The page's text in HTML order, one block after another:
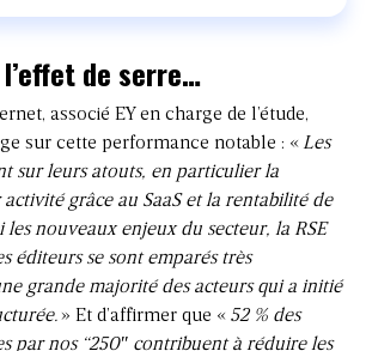
de serre…
associé EY en charge de l’étude,
sur cette performance notable : « Les
sur leurs atouts, en particulier la
grâce au SaaS et la rentabilité de
nouveaux enjeux du secteur, la RSE
éditeurs se sont emparés très
grande majorité des acteurs qui a initié
» Et d’affirmer que « 52 % des
par nos “250″ contribuent à réduire les